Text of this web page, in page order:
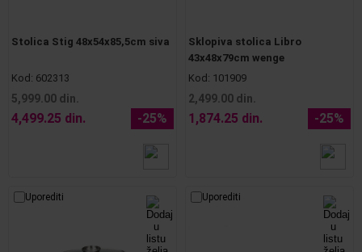
Stolica Stig 48x54x85,5cm siva
Kod: 602313
5,999.00 din.
4,499.25 din. -25%
Sklopiva stolica Libro
43x48x79cm wenge
Kod: 101909
2,499.00 din.
1,874.25 din. -25%
Uporediti Uporediti